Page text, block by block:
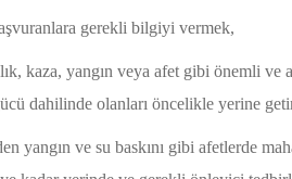
gerekli bilgiyi vermek,
kaza, yangın veya afet gibi önemli ve
dahilinde olanları öncelikle yerine
yangın ve su baskını gibi afetlerde